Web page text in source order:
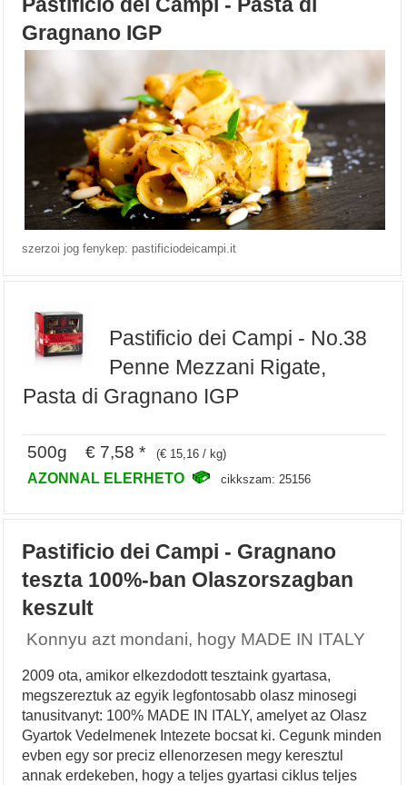
Pastificio dei Campi - Pasta di
Gragnano IGP
szerzoi jog fenykep: pastificiodeicampi.it
Pastificio dei Campi - No.38
Penne Mezzani Rigate,
Pasta di Gragnano IGP
500g € 7,58 * (€ 15,16 / kg)
AZONNAL ELERHETO cikkszam: 25156
Pastificio dei Campi - Gragnano
teszta 100%-ban Olaszorszagban
keszult
Konnyu azt mondani, hogy MADE IN ITALY
2009 ota, amikor elkezdodott tesztaink gyartasa,
megszereztuk az egyik legfontosabb olasz minosegi
tanusitvanyt: 100% MADE IN ITALY, amelyet az Olasz
Gyartok Vedelmenek Intezete bocsat ki. Cegunk minden
evben egy sor preciz ellenorzesen megy keresztul
annak erdekeben, hogy a teljes gyartasi ciklus teljes